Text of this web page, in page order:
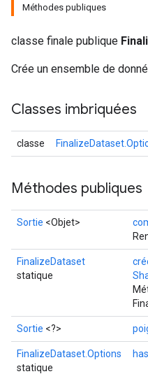
Méthodes publiques
classe finale publique
Crée un ensemble de
Classes imbriquées
classe
Méthodes publiques
Sortie <Objet>
FinalizeDataset
statique
Sortie <?>
FinalizeDataset.Options
statique